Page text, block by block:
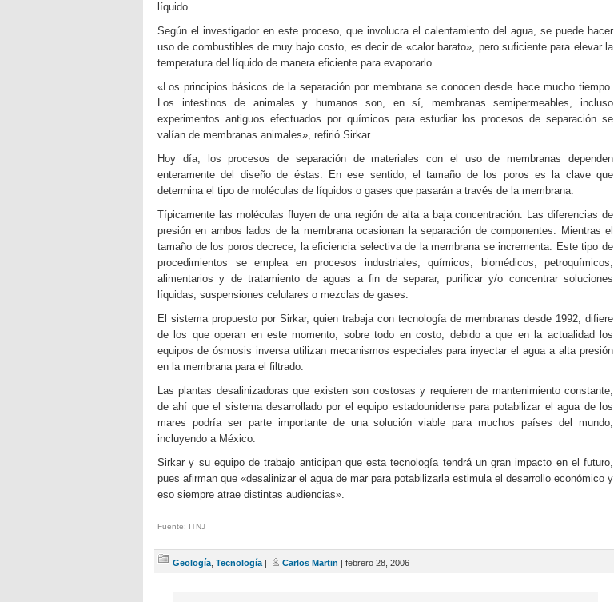
líquido.
Según el investigador en este proceso, que involucra el calentamiento del agua, se puede hacer
uso de combustibles de muy bajo costo, es decir de «calor barato», pero suficiente para elevar la
temperatura del líquido de manera eficiente para evaporarlo.
«Los principios básicos de la separación por membrana se conocen desde hace mucho tiempo.
Los intestinos de animales y humanos son, en sí, membranas semipermeables, incluso
experimentos antiguos efectuados por químicos para estudiar los procesos de separación se
valían de membranas animales», refirió Sirkar.
Hoy día, los procesos de separación de materiales con el uso de membranas dependen
enteramente del diseño de éstas. En ese sentido, el tamaño de los poros es la clave que
determina el tipo de moléculas de líquidos o gases que pasarán a través de la membrana.
Típicamente las moléculas fluyen de una región de alta a baja concentración. Las diferencias de
presión en ambos lados de la membrana ocasionan la separación de componentes. Mientras el
tamaño de los poros decrece, la eficiencia selectiva de la membrana se incrementa. Este tipo de
procedimientos se emplea en procesos industriales, químicos, biomédicos, petroquímicos,
alimentarios y de tratamiento de aguas a fin de separar, purificar y/o concentrar soluciones
líquidas, suspensiones celulares o mezclas de gases.
El sistema propuesto por Sirkar, quien trabaja con tecnología de membranas desde 1992, difiere
de los que operan en este momento, sobre todo en costo, debido a que en la actualidad los
equipos de ósmosis inversa utilizan mecanismos especiales para inyectar el agua a alta presión
en la membrana para el filtrado.
Las plantas desalinizadoras que existen son costosas y requieren de mantenimiento constante,
de ahí que el sistema desarrollado por el equipo estadounidense para potabilizar el agua de los
mares podría ser parte importante de una solución viable para muchos países del mundo,
incluyendo a México.
Sirkar y su equipo de trabajo anticipan que esta tecnología tendrá un gran impacto en el futuro,
pues afirman que «desalinizar el agua de mar para potabilizarla estimula el desarrollo económico y
eso siempre atrae distintas audiencias».
Fuente: ITNJ
Geología Tecnología | Carlos Martin | febrero 28, 2006